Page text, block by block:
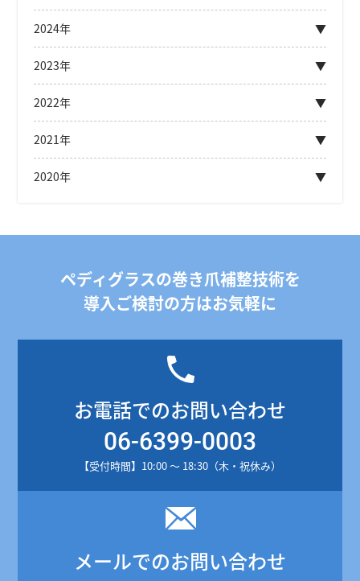
2024年
2023年
2022年
2021年
2020年
ペディグラスの巻き爪補整技術を
導入ご検討の方はお気軽に
お電話でのお問い合わせ
06-6399-0003
【受付時間】10:00 ～ 18:30（木・祝休み）
メールでのお問い合わせ